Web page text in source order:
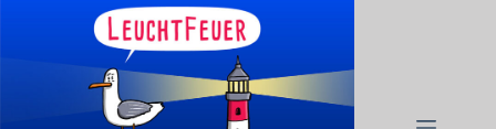
Impressum
Pressemitteilungen